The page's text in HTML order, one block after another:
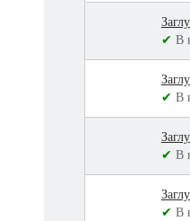
✔ В
✔ В
✔ В
✔ В